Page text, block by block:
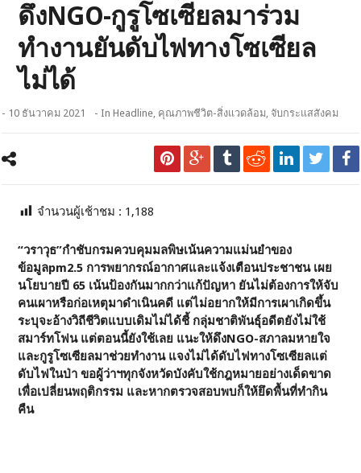
ดึงNGO-กูรูโซเซียลมาร่วม
ทำงานยันดับไฟทางโซเซียล
ไม่ได้
- 10 ธันวาคม 2021 - InHeadline, คุณภาพชีวิต-สิ่งแวดล้อม, จับกระแสสังคม
จำนวนผู้เช้าชม : 1,188
“วราวุธ”กำชับกรมควบคุมมลพิษเน้นความแม่นยำของ
ข้อมูลpm2.5 การพยากรณ์อากาศและแจ้งเตือนประชาชน เผย
นโยบายปี 65 เน้นป้องกันมากกว่าแก้ปัญหา ยันไม่ต้องการให้จับ
คนเผาหรือก่อเหตุมาดำเนินคดี แต่ไม่อยากให้มีการเผาเกิดขึ้น
ระบุจะอ้างวิถีชีวิตแบบเดิมไม่ได้ชี้ กลุ่มชาติพันธุ์อดีตยังไม่ใช้
สมาร์ทโฟน แต่ตอนนี้ยังใช้เลย แนะให้ดึงNGO-สภาลมหายใจ
และกูรูโซเซียลมาช่วยทำงาน แจงไม่ได้ดับไฟทางโซเซียลแต่
ดับไฟในป่า ขอผู้ว่าฯทุกจังหวัดบังคับใช้กฎหมายอย่างเด็ดขาด
เพื่อเปลี่ยนพฤติกรรม และหากตรวจสอบพบก็ให้ยึดพื้นที่ทำกิน
คืน